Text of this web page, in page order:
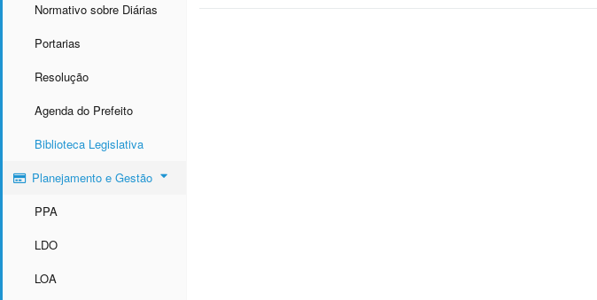
Normativo sobre Diárias
Portarias
Resolução
Agenda do Prefeito
Biblioteca Legislativa
Planejamento e Gestão
PPA
LDO
LOA